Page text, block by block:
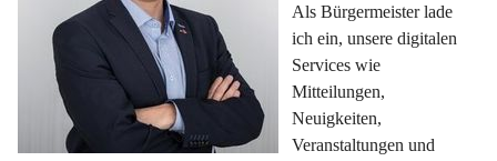
Als Bürgermeister lade
ich ein, unsere digitalen
Services wie
Mitteilungen,
Neuigkeiten,
Veranstaltungen und